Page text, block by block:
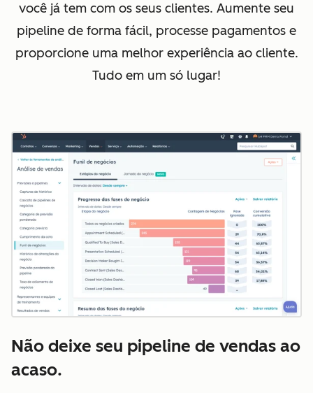
você já tem com os seus clientes. Aumente seu
pipeline de forma fácil, processe pagamentos e
proporcione uma melhor experiência ao cliente.
Tudo em um só lugar!
Não deixe seu pipeline de vendas ao
acaso.